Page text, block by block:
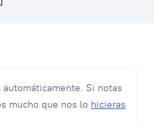
automáticamente. Si notas
mucho que nos lo hicieras